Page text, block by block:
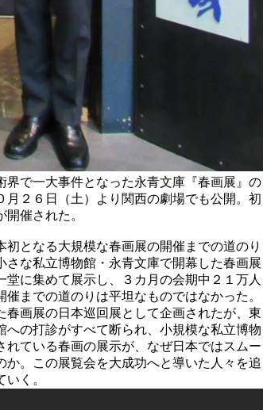
界で一大事件となった永青文庫『春画展』の
月２６日（土）より関西の劇場でも公開。初
催された。
初となる大規模な春画展の開催までの道のり
な私立博物館・永青文庫で開幕した春画展
に集めて展示し、３カ月の会期中２１万人
までの道のりは平坦なものではなかった。
画展の日本巡回展として企画されたが、東
の打診がすべて断られ、小規模な私立博物
ている春画の展示が、なぜ日本ではスムー
。この展覧会を大成功へと導いた人々を追
く。